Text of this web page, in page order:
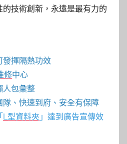
技術創新，永遠是最有力的
發揮隔熱功效
修中心
人包彙整
隊、快速到府、安全有保障
L型資料夾 」達到廣告宣傳效